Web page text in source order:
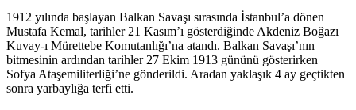
1912 yılında başlayan Balkan Savaşı sırasında İstanbul’a dönen
Mustafa Kemal, tarihler 21 Kasım’ı gösterdiğinde Akdeniz Boğazı
Kuvay-ı Mürettebe Komutanlığı’na atandı. Balkan Savaşı’nın
bitmesinin ardından tarihler 27 Ekim 1913 gününü gösterirken
Sofya Ataşemiliterliği’ne gönderildi. Aradan yaklaşık 4 ay geçtikten
sonra yarbaylığa terfi etti.